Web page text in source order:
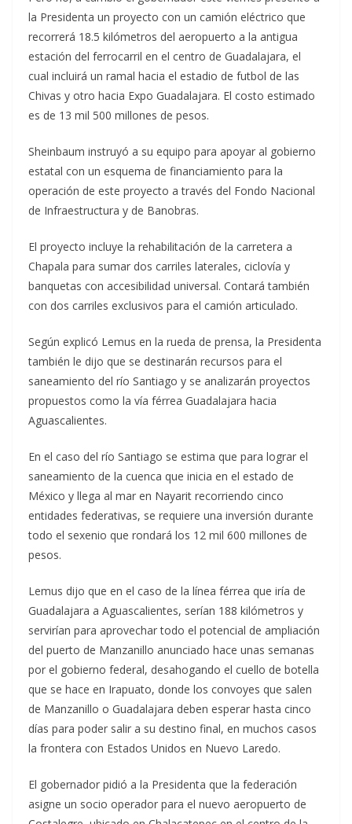
la Presidenta un proyecto con un camión eléctrico que
recorrerá 18.5 kilómetros del aeropuerto a la antigua
estación del ferrocarril en el centro de Guadalajara, el
cual incluirá un ramal hacia el estadio de futbol de las
Chivas y otro hacia Expo Guadalajara. El costo estimado
es de 13 mil 500 millones de pesos.
Sheinbaum instruyó a su equipo para apoyar al gobierno
estatal con un esquema de financiamiento para la
operación de este proyecto a través del Fondo Nacional
de Infraestructura y de Banobras.
El proyecto incluye la rehabilitación de la carretera a
Chapala para sumar dos carriles laterales, ciclovía y
banquetas con accesibilidad universal. Contará también
con dos carriles exclusivos para el camión articulado.
Según explicó Lemus en la rueda de prensa, la Presidenta
también le dijo que se destinarán recursos para el
saneamiento del río Santiago y se analizarán proyectos
propuestos como la vía férrea Guadalajara hacia
Aguascalientes.
En el caso del río Santiago se estima que para lograr el
saneamiento de la cuenca que inicia en el estado de
México y llega al mar en Nayarit recorriendo cinco
entidades federativas, se requiere una inversión durante
todo el sexenio que rondará los 12 mil 600 millones de
pesos.
Lemus dijo que en el caso de la línea férrea que iría de
Guadalajara a Aguascalientes, serían 188 kilómetros y
servirían para aprovechar todo el potencial de ampliación
del puerto de Manzanillo anunciado hace unas semanas
por el gobierno federal, desahogando el cuello de botella
que se hace en Irapuato, donde los convoyes que salen
de Manzanillo o Guadalajara deben esperar hasta cinco
días para poder salir a su destino final, en muchos casos
la frontera con Estados Unidos en Nuevo Laredo.
El gobernador pidió a la Presidenta que la federación
asigne un socio operador para el nuevo aeropuerto de